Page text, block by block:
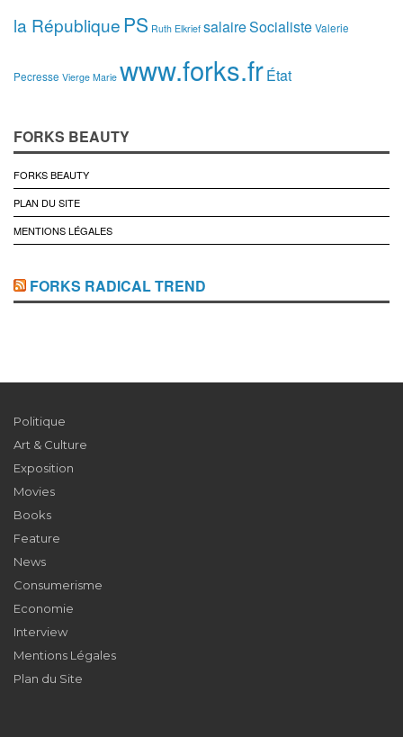
la République PS Ruth Elkrief salaireSocialisteValerie
Pecresse Vierge Marie www.forks.frÉtat
FORKS BEAUTY
FORKS BEAUTY
PLAN DU SITE
MENTIONS LÉGALES
FORKS RADICAL TREND
Politique
Art & Culture
Exposition
Movies
Books
Feature
News
Consumerisme
Economie
Interview
Mentions Légales
Plan du Site